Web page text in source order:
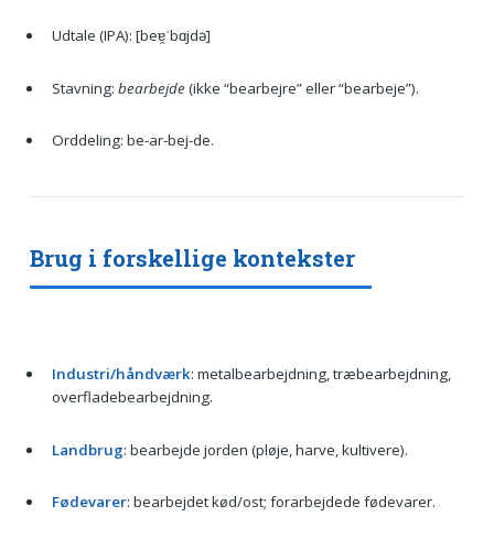
Udtale (IPA): [beɐ̯ˈbɑjdə]
Stavning: bearbejde(ikke “bearbejre” eller “bearbeje”).
Orddeling: be-ar-bej-de.
Brug i forskellige kontekster
Industri/håndværk: metalbearbejdning, træbearbejdning,
overfladebearbejdning.
Landbrug: bearbejde jorden (pløje, harve, kultivere).
Fødevarer: bearbejdet kød/ost; forarbejdede fødevarer.